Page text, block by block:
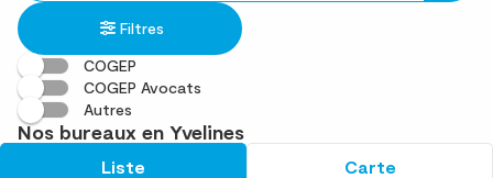
établissement
une
adresse
trouvé(s)
Filtres
COGEP
COGEP Avocats
Autres
Nos bureaux en Yvelines
Liste Carte